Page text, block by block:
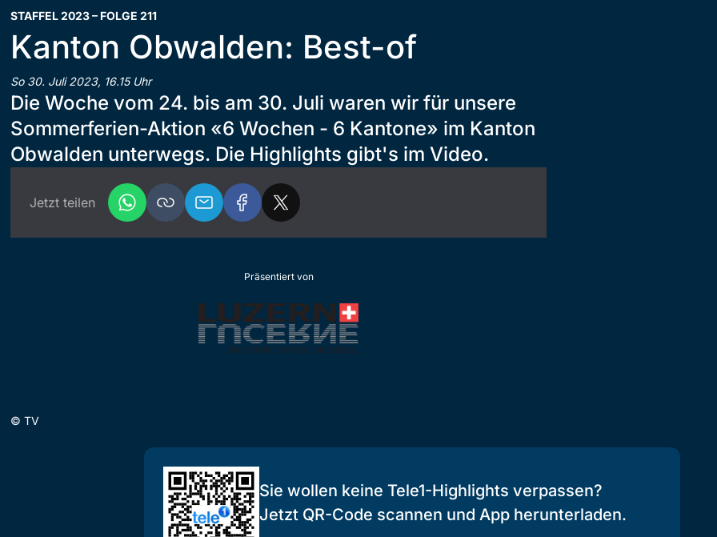
STAFFEL 2023 – FOLGE 211
Kanton Obwalden: Best-of
So 30. Juli 2023, 16.15 Uhr
Die Woche vom 24. bis am 30. Juli waren wir für unsere
Sommerferien-Aktion «6 Wochen - 6 Kantone» im Kanton
Obwalden unterwegs. Die Highlights gibt's im Video.
Jetzt teilen
Präsentiert von
© TV
Sie wollen keine Tele1-Highlights verpassen?
Jetzt QR-Code scannen und App herunterladen.